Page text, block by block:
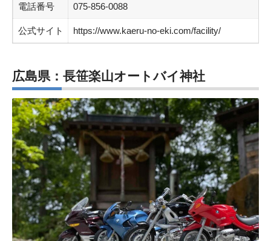
電話番号 075-856-0088
公式サイト https://www.kaeru-no-eki.com/facility/
広島県：長笹楽山オートバイ神社